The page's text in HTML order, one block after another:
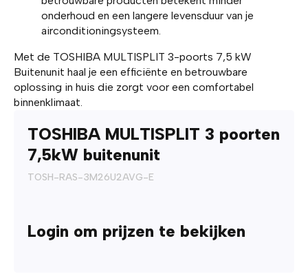
onderhoud en een langere levensduur van je
airconditioningsysteem.
Met de TOSHIBA MULTISPLIT 3-poorts 7,5 kW
Buitenunit haal je een efficiënte en betrouwbare
oplossing in huis die zorgt voor een comfortabel
binnenklimaat.
TOSHIBA MULTISPLIT 3 poorten
7,5kW buitenunit
TOSH-RAS-3M26U2AVG-E
Login om prijzen te bekijken